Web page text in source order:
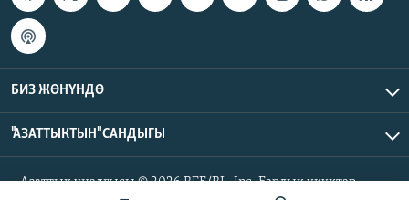
БИЗ ЖӨНҮНДӨ
"АЗАТТЫКТЫН" САНДЫГЫ
Азаттык үналгысы © 2026 RFE/RL, Inc. Бардык укуктар